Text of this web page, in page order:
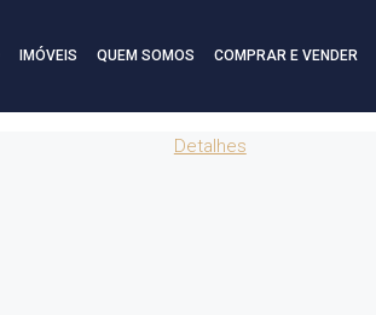
IMÓVEIS QUEM SOMOS COMPRAR E VENDER
Detalhes